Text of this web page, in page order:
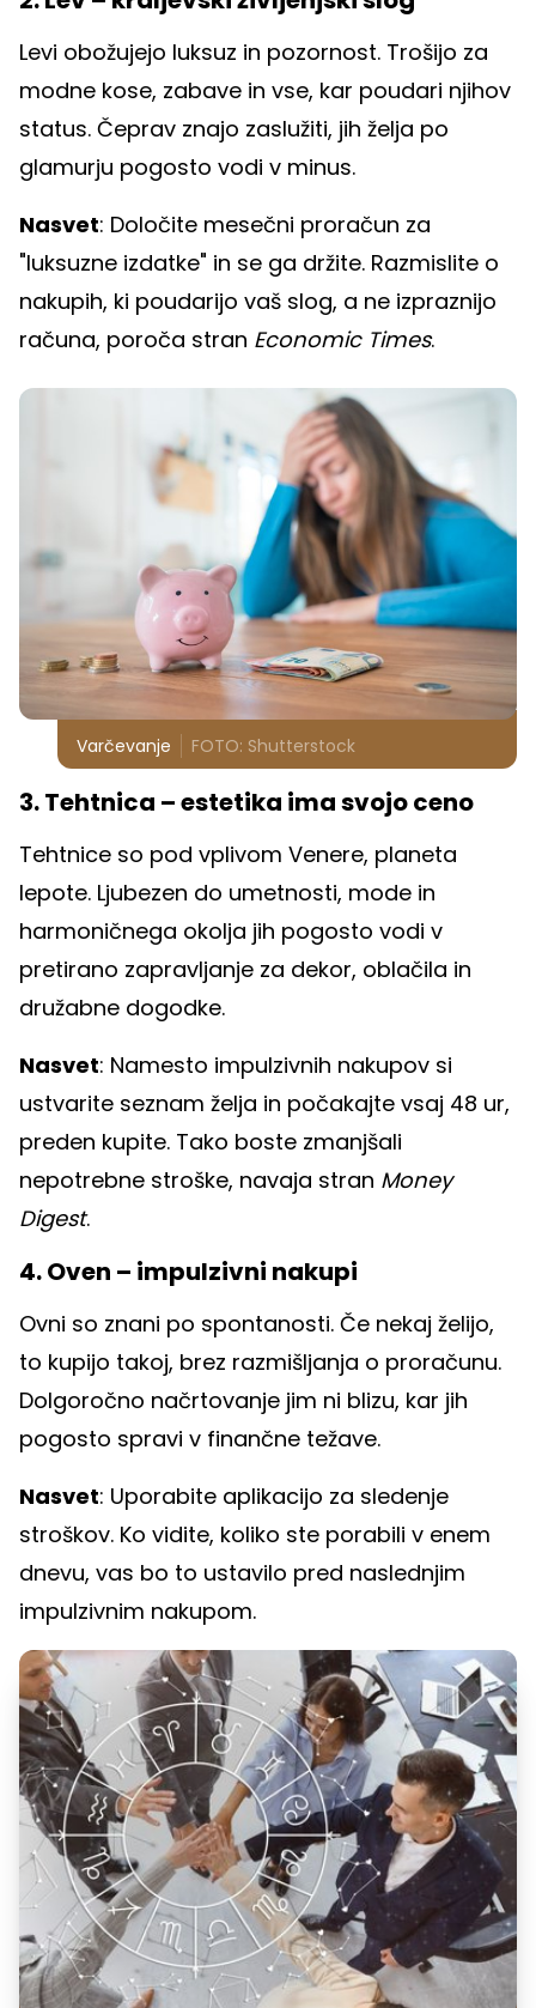
Levi obožujejo luksuz in pozornost. Trošijo za
modne kose, zabave in vse, kar poudari njihov
status. Čeprav znajo zaslužiti, jih želja po
glamurju pogosto vodi v minus.
Nasvet: Določite mesečni proračun za
"luksuzne izdatke" in se ga držite. Razmislite o
nakupih, ki poudarijo vaš slog, a ne izpraznijo
računa, poroča stran Economic Times.
Varčevanje FOTO: Shutterstock
3. Tehtnica – estetika ima svojo ceno
Tehtnice so pod vplivom Venere, planeta
lepote. Ljubezen do umetnosti, mode in
harmoničnega okolja jih pogosto vodi v
pretirano zapravljanje za dekor, oblačila in
družabne dogodke.
Nasvet: Namesto impulzivnih nakupov si
ustvarite seznam želja in počakajte vsaj 48 ur,
preden kupite. Tako boste zmanjšali
nepotrebne stroške, navaja stran Money
Digest.
4. Oven – impulzivni nakupi
Ovni so znani po spontanosti. Če nekaj želijo,
to kupijo takoj, brez razmišljanja o proračunu.
Dolgoročno načrtovanje jim ni blizu, kar jih
pogosto spravi v finančne težave.
Nasvet: Uporabite aplikacijo za sledenje
stroškov. Ko vidite, koliko ste porabili v enem
dnevu, vas bo to ustavilo pred naslednjim
impulzivnim nakupom.